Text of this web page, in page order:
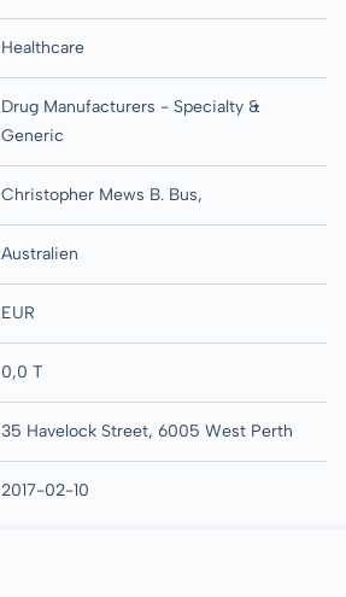
Healthcare
Drug Manufacturers - Specialty &
Generic
Christopher Mews B. Bus,
Australien
EUR
0,0 T
35 Havelock Street, 6005 West Perth
2017-02-10